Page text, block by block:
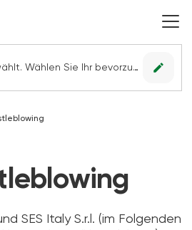
Kein Geschäft ausgewählt. Wählen Sie Ihr bevorzugtes Geschäft, um alle Angebote sehen zu können. edit
SES Italy S.r.l. (im Folgenden